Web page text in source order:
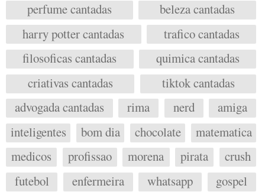
perfume cantadas
beleza cantadas
harry potter cantadas
trafico cantadas
filosoficas cantadas
quimica cantadas
criativas cantadas
tiktok cantadas
advogada cantadas
rima nerd
amiga
inteligentes
bom dia chocolate
matematica
medicos
profissao morena pirata
crush
futebol
enfermeira whatsapp
gospel